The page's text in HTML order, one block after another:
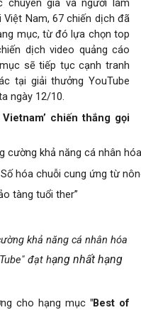
chuyên gia và người làm
Nam, 67 chiến dịch đã
mục, từ đó lựa chọn top
dịch video quảng cáo
sẽ tiếp tục cạnh tranh
tại giải thưởng YouTube
ngày 12/10.
chiến thắng gọi
cường khả năng cá nhân
hóa chuỗi cung ứng từ
tàng tuổi ther”
khả năng cá nhân hóa
đạt hạng nhất hạng
cho hạng mục "Best of